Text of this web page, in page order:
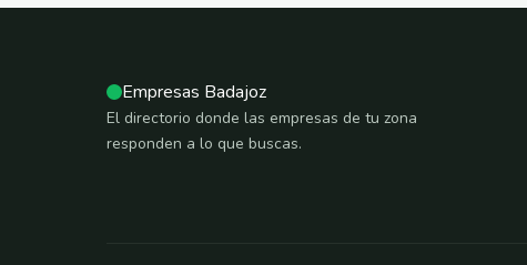
Empresas Badajoz
El directorio donde las empresas de tu zona
responden a lo que buscas.